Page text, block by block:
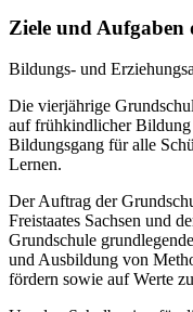
Ziele und Aufgaben
Bildungs- und
Die vierjährige
auf frühkindlicher Bildung
Bildungsgang für alle
Lernen.
Der Auftrag der
Freistaates Sachsen und
Grundschule
und Ausbildung von
fördern sowie auf Werte